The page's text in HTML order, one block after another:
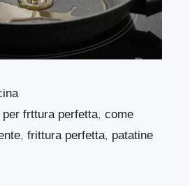
frttura perfetta,come
, frittura perfetta, patatine